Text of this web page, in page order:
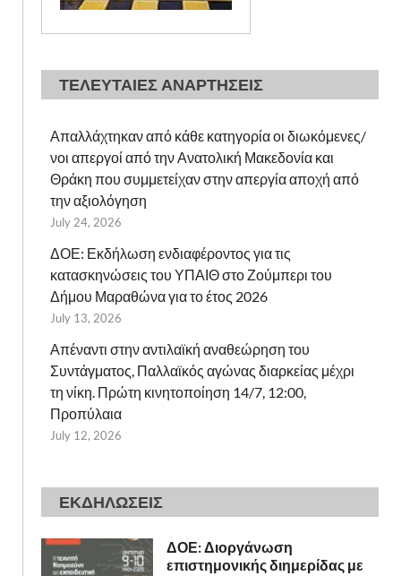
ΤΕΛΕΥΤΑΙΕΣ ΑΝΑΡΤΗΣΕΙΣ
Απαλλάχτηκαν από κάθε κατηγορία οι διωκόμενες/
νοι απεργοί από την Ανατολική Μακεδονία και
Θράκη που συμμετείχαν στην απεργία αποχή από
την αξιολόγηση
July 24, 2026
ΔΟΕ: Εκδήλωση ενδιαφέροντος για τις
κατασκηνώσεις του ΥΠΑΙΘ στο Ζούμπερι του
Δήμου Μαραθώνα για το έτος 2026
July 13, 2026
Απέναντι στην αντιλαϊκή αναθεώρηση του
Συντάγματος, Παλλαϊκός αγώνας διαρκείας μέχρι
τη νίκη. Πρώτη κινητοποίηση 14/7, 12:00,
Προπύλαια
July 12, 2026
ΕΚΔΗΛΩΣΕΙΣ
ΔΟΕ: Διοργάνωση
επιστημονικής διημερίδας με